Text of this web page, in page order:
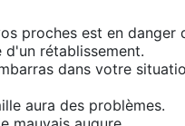
proches est en danger
rétablissement.
dans votre
aura des problèmes.